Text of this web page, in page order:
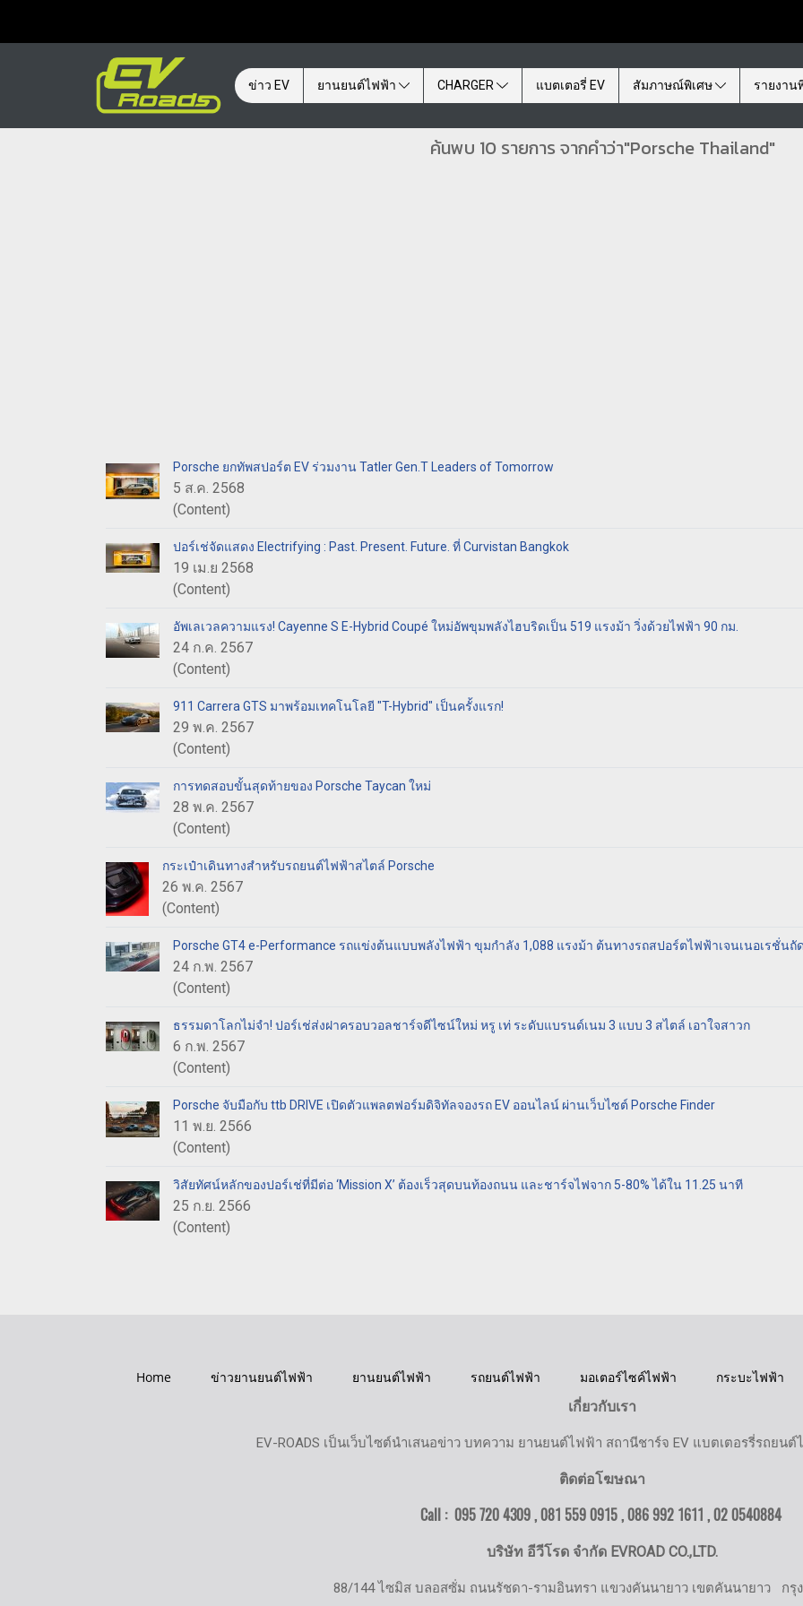
ข่าว EV ยานยนต์ไฟฟ้า CHARGER แบตเตอรี่ EV สัมภาษณ์พิเศษ รายงาน
ค้นพบ 10 รายการ จากคำว่า"Porsche Thailand"
Porsche ยกทัพสปอร์ต EV ร่วมงาน Tatler Gen.T Leaders of Tomorrow
5 ส.ค. 2568
(Content)
ปอร์เช่จัดแสดง Electrifying : Past. Present. Future. ที่ Curvistan Bangkok
19 เม.ย 2568
(Content)
อัพเลเวลความแรง! Cayenne S E-Hybrid Coupé ใหม่อัพขุมพลังไฮบริดเป็น 519 แรงม้า วิ่งด้วยไฟฟ้า 90 กม.
24 ก.ค. 2567
(Content)
911 Carrera GTS มาพร้อมเทคโนโลยี "T-Hybrid" เป็นครั้งแรก!
29 พ.ค. 2567
(Content)
การทดสอบขั้นสุดท้ายของ Porsche Taycan ใหม่
28 พ.ค. 2567
(Content)
กระเป๋าเดินทางสำหรับรถยนต์ไฟฟ้าสไตล์ Porsche
26 พ.ค. 2567
(Content)
Porsche GT4 e-Performance รถแข่งต้นแบบพลังไฟฟ้า ขุมกำลัง 1,088 แรงม้า ต้นทางรถสปอร์ตไฟฟ้าเจนเนอเรชั่นถั
24 ก.พ. 2567
(Content)
ธรรมดาโลกไม่จำ! ปอร์เช่ส่งฝาครอบวอลชาร์จดีไซน์ใหม่ หรู เท่ ระดับแบรนด์เนม 3 แบบ 3 สไตล์ เอาใจสาวก
6 ก.พ. 2567
(Content)
Porsche จับมือกับ ttb DRIVE เปิดตัวแพลตฟอร์มดิจิทัลจองรถ EV ออนไลน์ ผ่านเว็บไซต์ Porsche Finder
11 พ.ย. 2566
(Content)
วิสัยทัศน์หลักของปอร์เช่ที่มีต่อ ‘Mission X’ ต้องเร็วสุดบนท้องถนน และชาร์จไฟจาก 5-80% ได้ใน 11.25 นาที
25 ก.ย. 2566
(Content)
Home ข่าวยานยนต์ไฟฟ้า ยานยนต์ไฟฟ้า รถยนต์ไฟฟ้า มอเตอร์ไซค์ไฟฟ้า กระบะไฟฟ้า
เกี่ยวกับเรา
EV-ROADS เป็นเว็บไซต์นำเสนอข่าว บทความ ยานยนต์ไฟฟ้า สถานีชาร์จ EV แบตเตอรรี่รถยน
ติดต่อโฆษณา
Call : 095 720 4309 , 081 559 0915 , 086 992 1611 ,02 0540884
บริษัท อีวีโรด จำกัด EVROAD CO.,LTD.
88/144 ไซมิส บลอสซั่ม ถนนรัชดา-รามอินทรา แขวงคันนายาว เขตคันนายาว กรุ